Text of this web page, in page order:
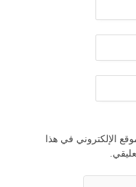
الإلكتروني في هذا